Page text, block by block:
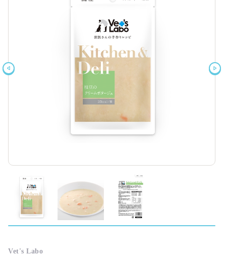
Vet's Labo